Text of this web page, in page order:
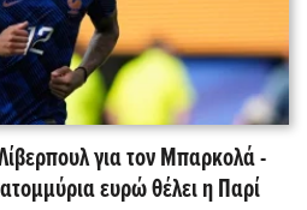
για τον Μπαρκολά -
ευρώ θέλει η Παρί